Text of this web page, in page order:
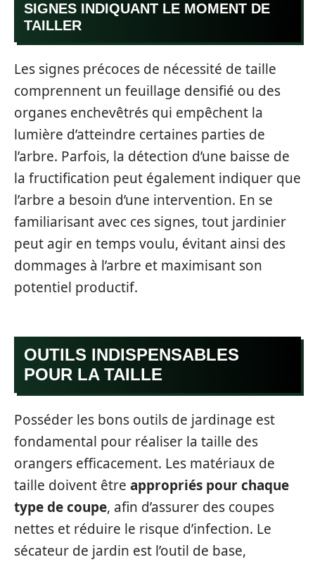
SIGNES INDIQUANT LE MOMENT DE
TAILLER
Les signes précoces de nécessité de taille
comprennent un feuillage densifié ou des
organes enchevêtrés qui empêchent la
lumière d’atteindre certaines parties de
l’arbre. Parfois, la détection d’une baisse de
la fructification peut également indiquer que
l’arbre a besoin d’une intervention. En se
familiarisant avec ces signes, tout jardinier
peut agir en temps voulu, évitant ainsi des
dommages à l’arbre et maximisant son
potentiel productif.
OUTILS INDISPENSABLES
POUR LA TAILLE
Posséder les bons outils de jardinage est
fondamental pour réaliser la taille des
orangers efficacement. Les matériaux de
taille doivent être appropriés pour chaque
type de coupe, afin d’assurer des coupes
nettes et réduire le risque d’infection. Le
sécateur de jardin est l’outil de base,